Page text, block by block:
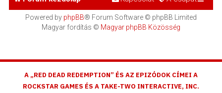
Powered by phpBB® Forum Software © phpBB Limited
Magyar fordítás © Magyar phpBB Közösség
A „RED DEAD REDEMPTION” ÉS AZ EPIZÓDOK CÍMEI A
ROCKSTAR GAMES ÉS A TAKE-TWO INTERACTIVE, INC.